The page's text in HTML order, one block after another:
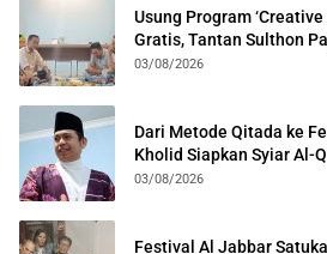
Usung Program
Gratis, Tantan Sulthon
Kota Bogor
03/08/2026
Dari Metode Qitada ke
Kholid Siapkan Syiar Al-
03/08/2026
Festival Al Jabbar